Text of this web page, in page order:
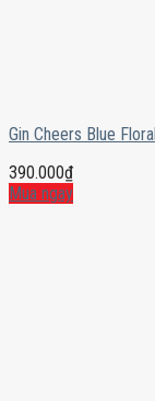
Gin Cheers Blue Floral
390.000₫
Mua ngay